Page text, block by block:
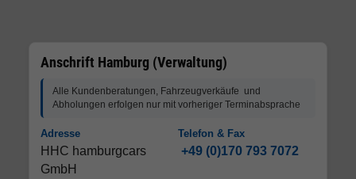
Anschrift Hamburg (Verwaltung)
Alle Kundenberatungen, Fahrzeugverkäufe und
Abholungen erfolgen nur mit vorheriger Terminabsprache
Adresse
HHC hamburgcars
GmbH
Telefon & Fax
+49 (0)170 793 7072